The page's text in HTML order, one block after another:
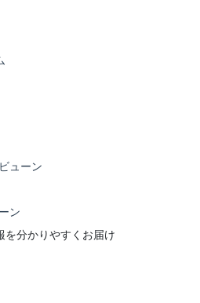
ューン
ン
を分かりやすくお届け